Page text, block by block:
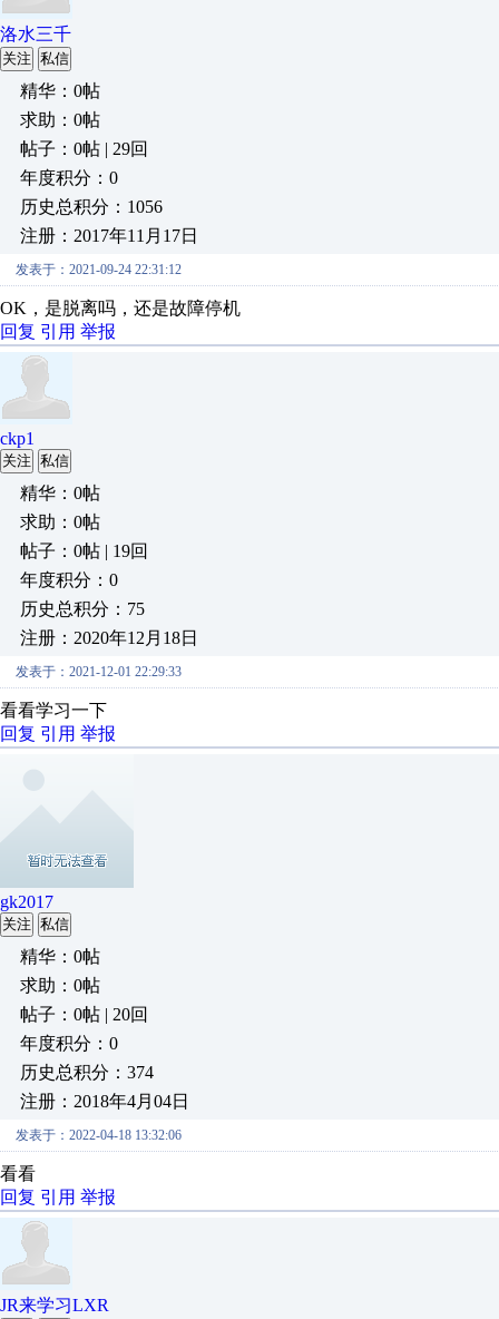
洛水三千
关注 私信
精华：0帖
求助：0帖
帖子：0帖 | 29回
年度积分：0
历史总积分：1056
注册：2017年11月17日
发表于：2021-09-24 22:31:12
OK，是脱离吗，还是故障停机
回复 引用 举报
ckp1
关注 私信
精华：0帖
求助：0帖
帖子：0帖 | 19回
年度积分：0
历史总积分：75
注册：2020年12月18日
发表于：2021-12-01 22:29:33
看看学习一下
回复 引用 举报
gk2017
关注 私信
精华：0帖
求助：0帖
帖子：0帖 | 20回
年度积分：0
历史总积分：374
注册：2018年4月04日
发表于：2022-04-18 13:32:06
看看
回复 引用 举报
JR来学习LXR